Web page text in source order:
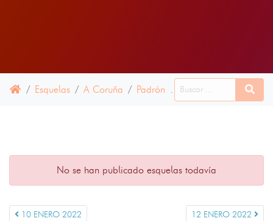
Esquelas A Coruña Padrón 11 ENERO 2022
No se han publicado esquelas todavía
10 ENERO 2022 12 ENERO 2022